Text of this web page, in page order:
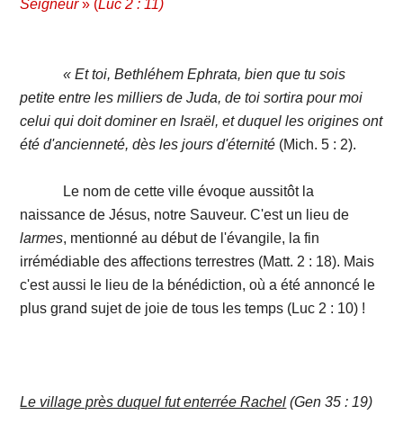
Seigneur» (Luc 2 : 11)
« Et toi, Bethléhem Ephrata, bien que tu sois
petite entre les milliers de Juda, de toi sortira pour moi
celui qui doit dominer en Israël, et duquel les origines ont
été d'ancienneté, dès les jours d'éternité (Mich. 5 : 2).
Le nom de cette ville évoque aussitôt la
naissance de Jésus, notre Sauveur. C'est un lieu de
larmes, mentionné au début de l'évangile, la fin
irrémédiable des affections terrestres (Matt. 2 : 18). Mais
c'est aussi le lieu de la bénédiction, où a été annoncé le
plus grand sujet de joie de tous les temps (Luc 2 : 10) !
Le village près duquel fut enterrée Rachel (Gen 35 : 19)